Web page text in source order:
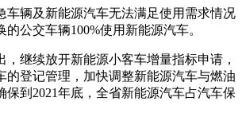
车辆及新能源汽车无法满足使用需求情况
公交车辆100%使用新能源汽车。
，继续放开新能源小客车增量指标申请，
的登记管理，加快调整新能源汽车与燃油
保到2021年底，全省新能源汽车占汽车保